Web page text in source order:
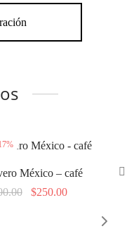
%
México – café
Original
$250.00
$250.00.